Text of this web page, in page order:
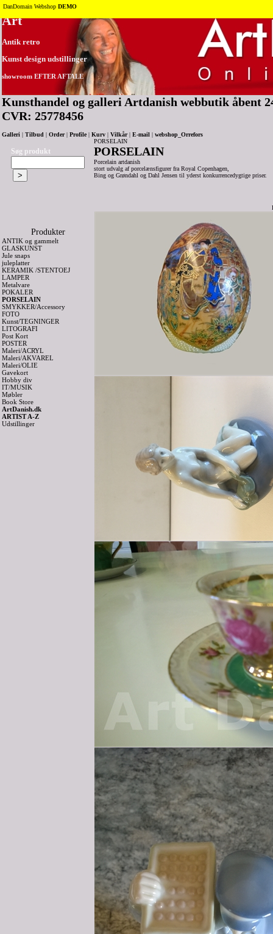
Tilbage til toppen
Art
Antik retro
Kunst design udstillinger
showroom EFTER AFTALE
Kunsthandel og galleri Artdanish webbutik åbent
CVR: 25778456
Galleri Tilbud Order| Profile| Kurv Vilkår| E-mail webshop_Orrefors
Søg produkt
Produkter
ANTIK og gammelt
GLASKUNST
Jule snaps
juleplatter
KERAMIK /STENTOEJ
LAMPER
Metalvare
POKALER
PORSELAIN
SMYKKER/Accessory
FOTO
Kunst/TEGNINGER
LITOGRAFI
Post Kort
POSTER
Maleri/ACRYL
Maleri/AKVAREL
Maleri/OLIE
Gavekort
Hobby div
IT/MUSIK
Møbler
Book Store
ArtDanish.dk
ARTIST A-Z
Udstillinger
PORSELAIN
PORSELAIN
Porcelain artdanish
stort udvalg af porcelænsfigurer fra Royal Copenhagen,
Bing og Grøndahl og Dahl Jensen til yderst konkurrencedygtige priser.
DanDomain Webshop DEMO